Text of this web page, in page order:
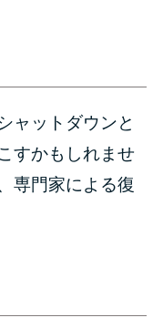
ャットダウンと
すかもしれませ
専門家による復